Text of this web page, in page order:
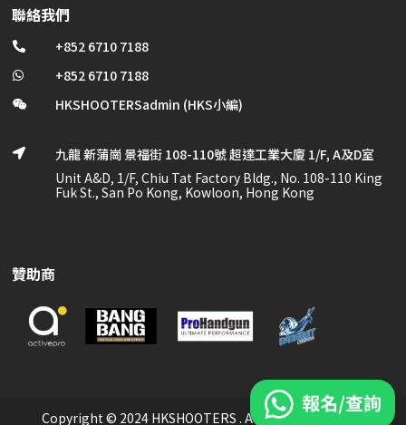
聯絡我們
 +852 6710 7188
 +852 6710 7188
 HKSHOOTERSadmin (HKS小編)

九龍 新蒲崗 景福街 108-110號 超達工業大廈 1/F, A及D室
Unit A&D, 1/F, Chiu Tat Factory Bldg., No. 108-110 King
Fuk St., San Po Kong, Kowloon, Hong Kong
贊助商
Copyright © 2024 HKSHOOTERS . All Rights Reserved.